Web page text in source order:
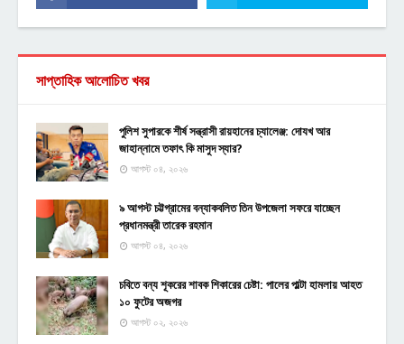
সাপ্তাহিক আলোচিত খবর
পুলিশ সুপারকে শীর্ষ সন্ত্রাসী রায়হানের চ্যালেঞ্জ: দোযখ আর
জাহান্নামে তফাৎ কি মাসুদ স্যার?
আগস্ট ০৪, ২০২৬
৯ আগস্ট চট্টগ্রামের বন্যাকবলিত তিন উপজেলা সফরে যাচ্ছেন
প্রধানমন্ত্রী তারেক রহমান
আগস্ট ০৪, ২০২৬
চবিতে বন্য শূকরের শাবক শিকারের চেষ্টা: পালের পাল্টা হামলায় আহত
১০ ফুটের অজগর
আগস্ট ০২, ২০২৬